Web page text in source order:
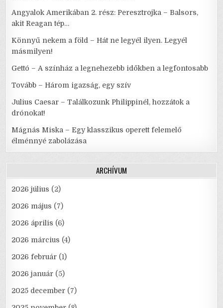
Angyalok Amerikában 2. rész: Peresztrojka – Balsors,
akit Reagan tép…
Könnyű nekem a föld – Hát ne legyél ilyen. Legyél
másmilyen!
Gettó – A színház a legnehezebb időkben a legfontosabb
Tovább – Három igazság, egy szív
Julius Caesar – Találkozunk Philippinél, hozzátok a
drónokat!
Mágnás Miska – Egy klasszikus operett felemelő
élménnyé zabolázása
ARCHÍVUM
2026 július (2)
2026 május (7)
2026 április (6)
2026 március (4)
2026 február (1)
2026 január (5)
2025 december (7)